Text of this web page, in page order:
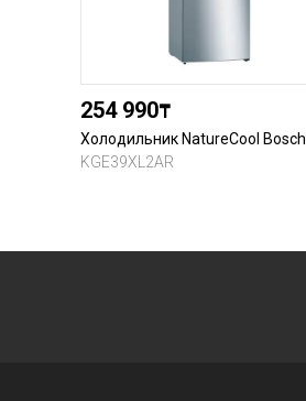
254 990₸
Холодильник NatureCool Bosch
KGE39XL2AR